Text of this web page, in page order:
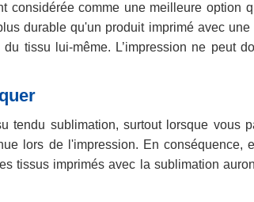
considérée comme une meilleure option
durable qu'un produit imprimé avec
tissu lui-même. L’impression ne peut
tendu sublimation, surtout lorsque vous
lors de l'impression. En
tissus imprimés avec la sublimation